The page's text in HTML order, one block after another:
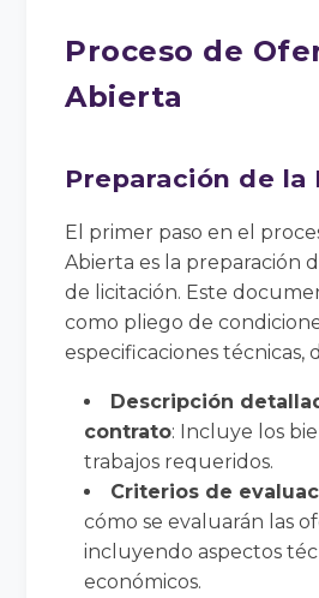
Proceso de
Abierta
Preparación de la
El primer paso en el
Abierta es la preparación
de licitación. Este
como pliego de
especificaciones técnicas,
Descripción
contrato: Incluye los
trabajos requeridos.
Criterios de
cómo se evaluarán las
incluyendo aspectos
económicos.